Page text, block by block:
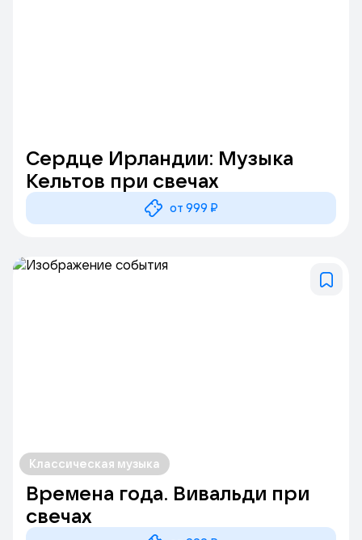
Сердце Ирландии: Музыка
Кельтов при свечах
от 999 ₽
Классическая музыка
Времена года. Вивальди при
свечах